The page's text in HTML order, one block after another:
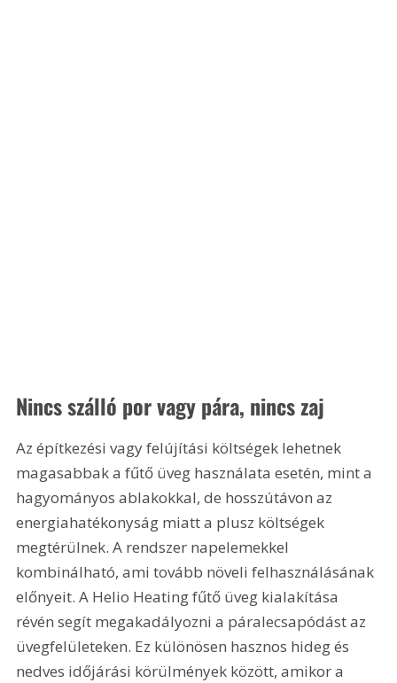
Nincs szálló por vagy pára, nincs zaj
Az építkezési vagy felújítási költségek lehetnek
magasabbak a fűtő üveg használata esetén, mint a
hagyományos ablakokkal, de hosszútávon az
energiahatékonyság miatt a plusz költségek
megtérülnek. A rendszer napelemekkel
kombinálható, ami tovább növeli felhasználásának
előnyeit. A Helio Heating fűtő üveg kialakítása
révén segít megakadályozni a páralecsapódást az
üvegfelületeken. Ez különösen hasznos hideg és
nedves időjárási körülmények között, amikor a